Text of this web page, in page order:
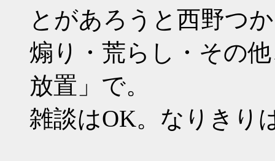
とがあろうと西野つ
煽り・荒らし・その
放置」で。
雑談はOK。なりきり